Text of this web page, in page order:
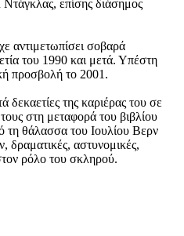
επίσης διάσημος
αντιμετωπίσει σοβαρά
του 1990 και μετά. Υπέστη
προσβολή το 2001.
δεκαετίες της καριέρας του σε
στη μεταφορά του βιβλίου
τη θάλασσα του Ιουλίου Βερν
δραματικές, αστυνομικές,
ρόλο του σκληρού.